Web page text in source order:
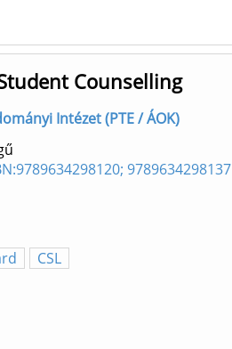
Counselling
Intézet (PTE / ÁOK)
9789634298137
CSL